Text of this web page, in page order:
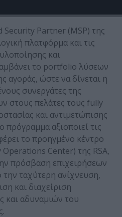
Partner (MSP) της
πλατφόρμα και τις
και
το portfolio λύσεων
αγοράς, ώστε να δίνεται η
συνεργάτες της
στους πελάτες τους fully
και αντιμετώπισης
αξιοποιεί τις
το προηγμένο κέντρο
Operations Center) της RSA,
πρόσβαση επιχειρήσεων
ταχύτερη ανίχνευση,
και διαχείριση
και αδυναμιών του